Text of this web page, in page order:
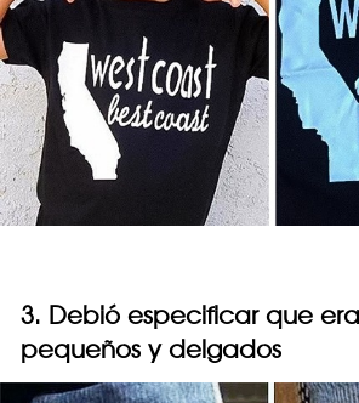
3. Debió especificar que
pequeños y delgados